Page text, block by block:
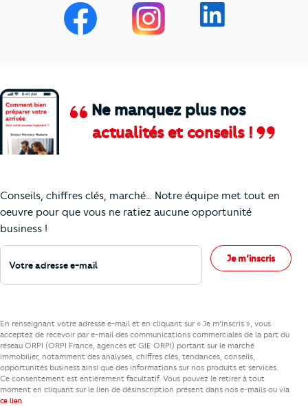
Ne manquez plus nos
actualités et conseils !
Conseils, chiffres clés, marché… Notre équipe met tout en
oeuvre pour que vous ne ratiez aucune opportunité
business !
Votre adresse e-mail
Je m’inscris
En renseignant votre adresse e-mail et en cliquant sur « Je m’inscris », vous
acceptez de recevoir par e-mail des communications commerciales de la part du
réseau ORPI (ORPI France, agences et GIE ORPI) portant sur le marché
immobilier, notamment des analyses, chiffres clés, tendances, conseils,
opportunités business ainsi que des informations sur nos produits et services.
Ce consentement est entièrement facultatif. Vous pouvez le retirer à tout
moment en cliquant sur le lien de désinscription présent dans nos e-mails ou via
ce lien.